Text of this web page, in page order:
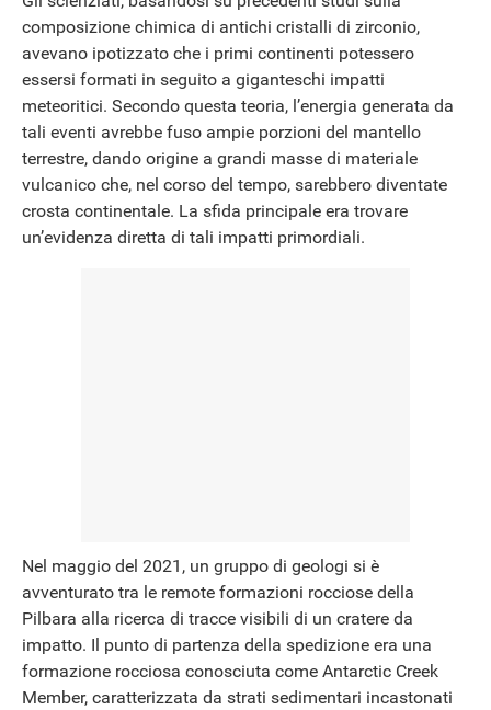
composizione chimica di antichi cristalli di zirconio,
avevano ipotizzato che i primi continenti potessero
essersi formati in seguito a giganteschi impatti
meteoritici. Secondo questa teoria, l’energia generata da
tali eventi avrebbe fuso ampie porzioni del mantello
terrestre, dando origine a grandi masse di materiale
vulcanico che, nel corso del tempo, sarebbero diventate
crosta continentale. La sfida principale era trovare
un’evidenza diretta di tali impatti primordiali.
Nel maggio del 2021, un gruppo di geologi si è
avventurato tra le remote formazioni rocciose della
Pilbara alla ricerca di tracce visibili di un cratere da
impatto. Il punto di partenza della spedizione era una
formazione rocciosa conosciuta come Antarctic Creek
Member, caratterizzata da strati sedimentari incastonati